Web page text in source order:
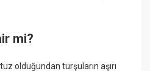
mi?
olduğundan turşuların aşırı